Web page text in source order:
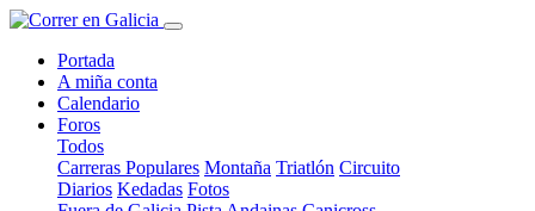
Portada
A miña conta
Calendario
Foros
Todos
Carreras Populares Montaña Triatlón Circuito
Diarios Kedadas Fotos